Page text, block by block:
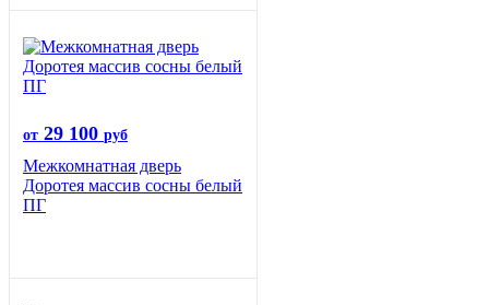
от 29 100 руб
Межкомнатная дверь
Доротея массив сосны белый
ПГ